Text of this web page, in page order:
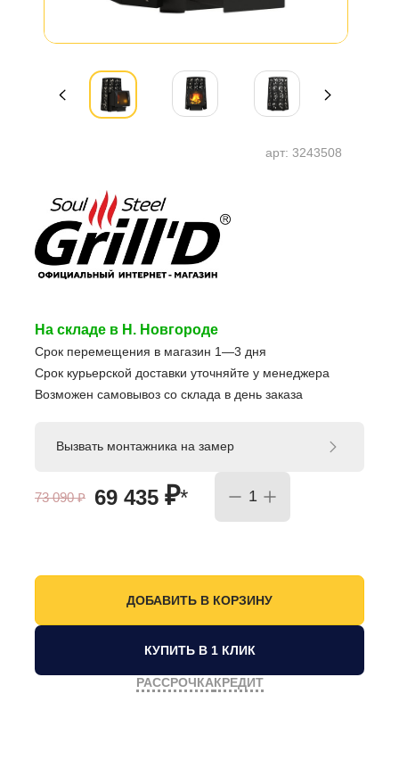
арт: 3243508
На складе в Н. Новгороде
Срок перемещения в магазин 1—3 дня
Срок курьерской доставки уточняйте у менеджера
Возможен самовывоз со склада в день заказа
73 090₽ 69 435 ₽*
Вызвать монтажника на замер
КУПИТЬ В 1 КЛИК
РАССРОЧКАКРЕДИТ